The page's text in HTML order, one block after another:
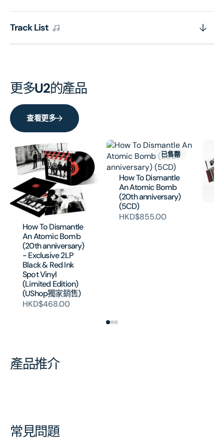
Track List
更多U2的產品
查看更多
How To Dismantle
An Atomic Bomb
(20th anniversary)
- Exclusive 2LP
Black & Red Ink
Spot Vinyl
(Limited Edition)
(UShop獨家銷售)
HKD$468.00
How To Dismantle
An Atomic Bomb
(20th anniversary)
(5CD)
HKD$855.00
已售罄
產品推介
常見問題